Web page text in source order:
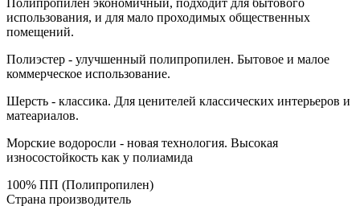
Полипропилен экономичный, подходит для бытового
использования, и для мало проходимых общественных
помещений.
Полиэстер - улучшенный полипропилен. Бытовое и малое
коммерческое использование.
Шерсть - классика. Для ценителей классических интерьеров и
матеариалов.
Морские водоросли - новая технология. Высокая
износостойкость как у полиамида
100% ПП (Полипропилен)
Страна производитель